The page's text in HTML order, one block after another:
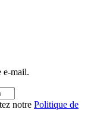
e-mail.
notre Politique de